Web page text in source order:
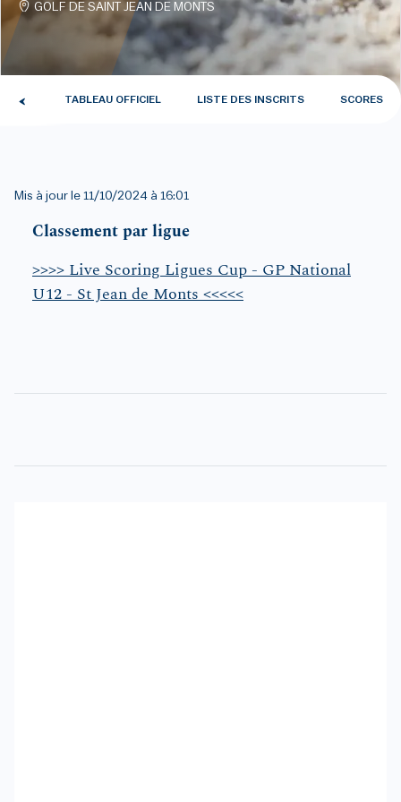
GOLF DE SAINT JEAN DE MONTS
TABLEAU OFFICIEL LISTE DES INSCRITS SCORES
Mis à jour le 11/10/2024 à 16:01
Classement par ligue
>>>> Live Scoring Ligues Cup - GP National
U12 - St Jean de Monts <<<<<